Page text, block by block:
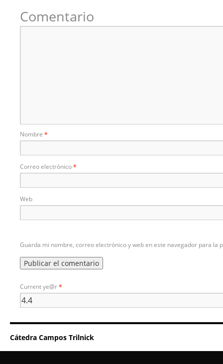
Comentario
Nombre *
Correo electrónico*
Web
Guarda mi nombre, correo electrónico y web en este navegador para la
Current ye@r*
Cátedra Campos Trilnick